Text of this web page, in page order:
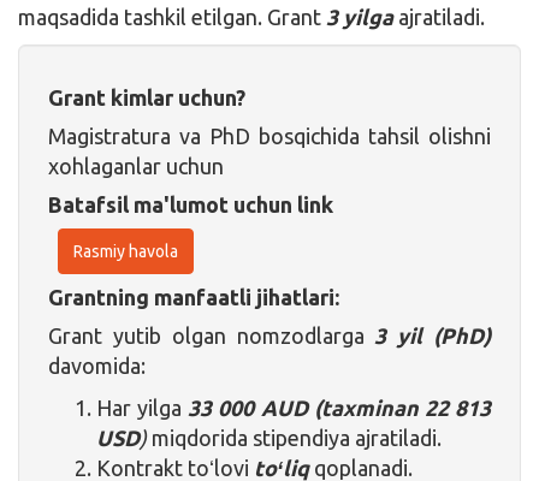
maqsadida tashkil etilgan. Grant 3 yilgaajratiladi.
Grant kimlar uchun?
Magistratura va PhD bosqichida tahsil olishni
xohlaganlar uchun
Batafsil ma'lumot uchun link
Rasmiy havola
Grantning manfaatli jihatlari:
Grant yutib olgan nomzodlarga 3 yil (PhD)
davomida:
Har yilga 33 000 AUD (taxminan 22 813
USD) miqdorida stipendiya ajratiladi.
Kontrakt toʻlovi toʻliq qoplanadi.